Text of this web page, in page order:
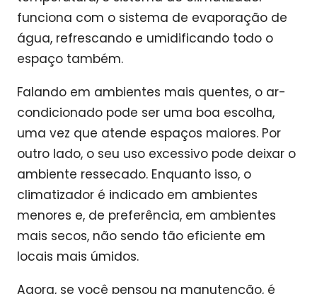
funciona com o sistema de evaporação de
água, refrescando e umidificando todo o
espaço também.
Falando em ambientes mais quentes, o ar-
condicionado pode ser uma boa escolha,
uma vez que atende espaços maiores. Por
outro lado, o seu uso excessivo pode deixar o
ambiente ressecado. Enquanto isso, o
climatizador é indicado em ambientes
menores e, de preferência, em ambientes
mais secos, não sendo tão eficiente em
locais mais úmidos.
Agora, se você pensou na manutenção, é